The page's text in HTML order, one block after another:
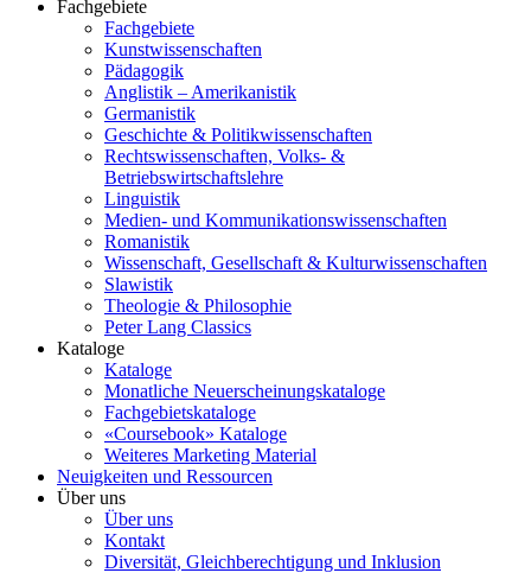
Fachgebiete
Fachgebiete
Kunstwissenschaften
Pädagogik
Anglistik – Amerikanistik
Germanistik
Geschichte & Politikwissenschaften
Rechtswissenschaften, Volks- &
Betriebswirtschaftslehre
Linguistik
Medien- und Kommunikationswissenschaften
Romanistik
Wissenschaft, Gesellschaft & Kulturwissenschaften
Slawistik
Theologie & Philosophie
Peter Lang Classics
Kataloge
Kataloge
Monatliche Neuerscheinungskataloge
Fachgebietskataloge
«Coursebook» Kataloge
Weiteres Marketing Material
Neuigkeiten und Ressourcen
Über uns
Über uns
Kontakt
Diversität, Gleichberechtigung und Inklusion